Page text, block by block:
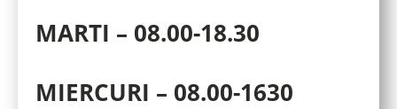
MARTI – 08.00-18.30
MIERCURI – 08.00-1630